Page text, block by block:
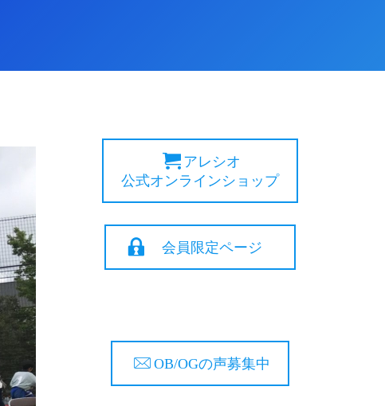
アレシオ
公式オンラインショップ
会員限定ページ
OB/OGの声募集中